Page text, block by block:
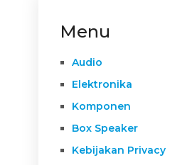
Menu
Audio
Elektronika
Komponen
Box Speaker
Kebijakan Privacy